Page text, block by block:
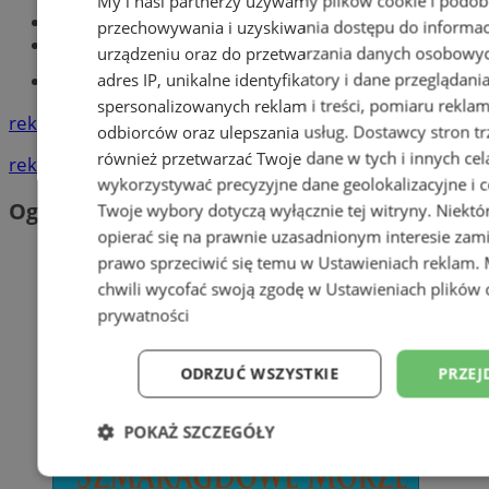
Największy sklep z częściami online!
Książeczka sanepidowska
Tworzenie stron www -Zabrze
reklama
reklama
Ogłoszenia
przechowywania i uzyskiwania dostępu do
urządzeniu oraz do przetwarzania danych
adres IP, unikalne identyfikatory i dane
spersonalizowanych reklam i treści, pomiaru
odbiorców oraz ulepszania usług. Dostawcy stron
również przetwarzać Twoje dane w tych i innych
wykorzystywać precyzyjne dane geolokalizacyjne i
Twoje wybory dotyczą wyłącznie tej witryny.
opierać się na prawnie uzasadnionym interesie
prawo sprzeciwić się temu w Ustawieniach reklam.
chwili wycofać swoją zgodę w Ustawieniach plików
prywatności
ODRZUĆ WSZYSTKIE
POKAŻ SZCZEGÓŁY
Niezbędne Wydajność